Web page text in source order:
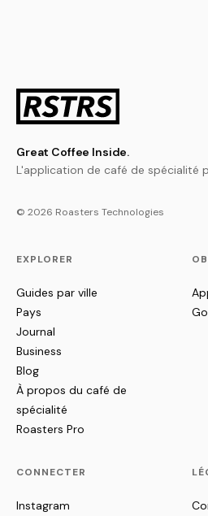
Great Coffee Inside.
L'application de café de spécialité
© 2026 Roasters Technologies
EXPLORER
Guides par ville
Pays
Journal
Business
Blog
À propos du café de
spécialité
Roasters Pro
CONNECTER
Instagram